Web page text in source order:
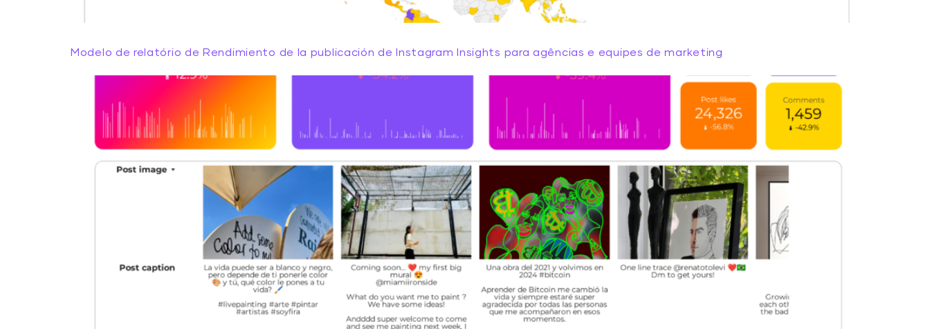
Modelo de relatório de Rendimiento de la publicación de Instagram Insights para agências e equipes de marketing